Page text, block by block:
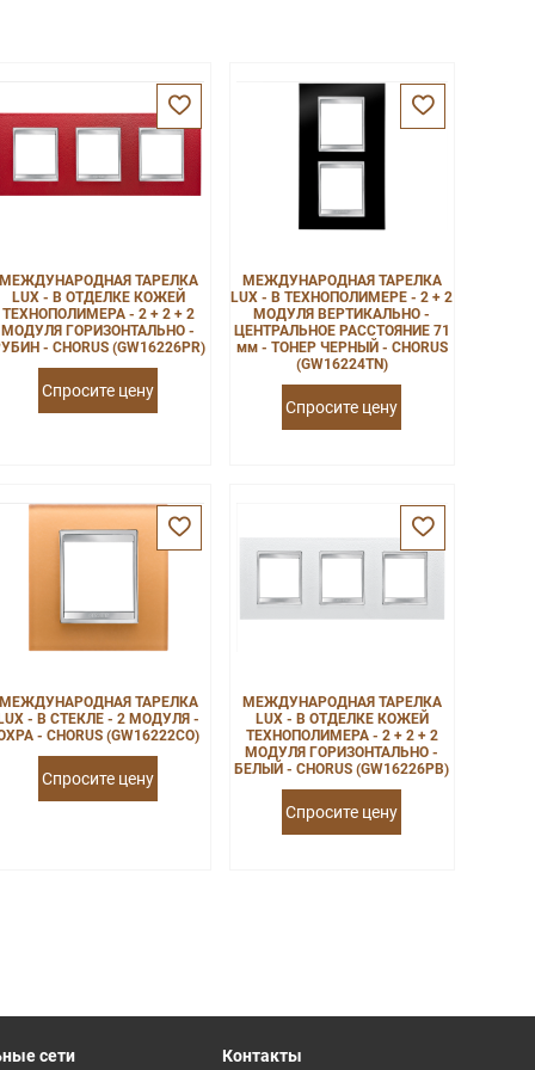
МЕЖДУНАРОДНАЯ ТАРЕЛКА
LUX - В ОТДЕЛКЕ КОЖЕЙ
ТЕХНОПОЛИМЕРА - 2 + 2 + 2
МОДУЛЯ ГОРИЗОНТАЛЬНО -
- CHORUS (GW16226PR)
Спросите цену
МЕЖДУНАРОДНАЯ ТАРЕЛКА
LUX - В ТЕХНОПОЛИМЕРЕ - 2 + 2
МОДУЛЯ ВЕРТИКАЛЬНО -
ЦЕНТРАЛЬНОЕ РАССТОЯНИЕ 71
мм - ТОНЕР ЧЕРНЫЙ - CHORUS
(GW16224TN)
Спросите цену
МЕЖДУНАРОДНАЯ ТАРЕЛКА
LUX - В СТЕКЛЕ - 2 МОДУЛЯ -
- CHORUS (GW16222CO)
Спросите цену
МЕЖДУНАРОДНАЯ ТАРЕЛКА
LUX - В ОТДЕЛКЕ КОЖЕЙ
ТЕХНОПОЛИМЕРА - 2 + 2 + 2
МОДУЛЯ ГОРИЗОНТАЛЬНО -
БЕЛЫЙ - CHORUS (GW16226PB)
Спросите цену
сети Контакты